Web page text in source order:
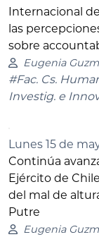
Internacional
las
sobre
Eugenia
#Fac. Cs.
Investig. e
Lunes 15 de
Continúa
Ejército de
del mal de
Putre
Eugenia